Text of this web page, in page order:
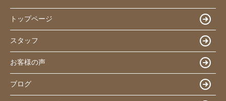
トップページ
スタッフ
お客様の声
ブログ